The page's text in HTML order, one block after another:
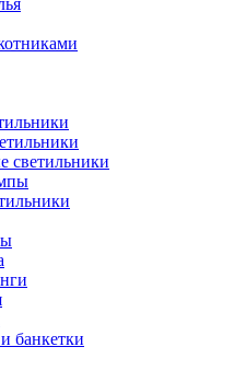
светильники
банкетки